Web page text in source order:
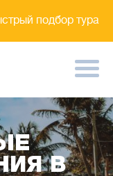
подбор тура
В